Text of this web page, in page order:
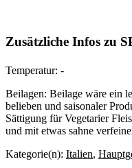
Zusätzliche Infos zu
Temperatur: -
Beilagen: Beilage wäre ein
belieben und saisonaler
Sättigung für Vegetarier
und mit etwas sahne
Kategorie(n): Italien,